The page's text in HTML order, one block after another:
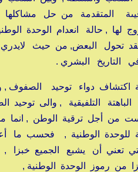
المتقدمة من حل مشاكلها
لها , حالة انعدام الوحدة
, لقد تحول البعض, من حيث
التاريخ البشري .
اكتشاف دواء توحيد
التلفيقية , والى
من أجل ترقية الوطن ,
للوحدة الوطنية , فحسب ما
التي تعني أن يشبع الجميع
من رموز الوحدة الوطنية ,